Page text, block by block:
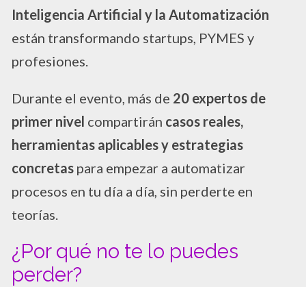
Inteligencia Artificial y la Automatización
están transformando startups, PYMES y
profesiones.
Durante el evento, más de 20 expertos de
primer nivel compartirán casos reales,
herramientas aplicables y estrategias
concretas para empezar a automatizar
procesos en tu día a día, sin perderte en
teorías.
¿Por qué no te lo puedes
perder?